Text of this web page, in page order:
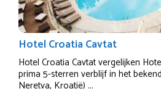
Hotel Croatia Cavtat
Hotel Croatia Cavtat vergelijken
prima 5-sterren verblijf in het
Neretva, Kroatië) ...